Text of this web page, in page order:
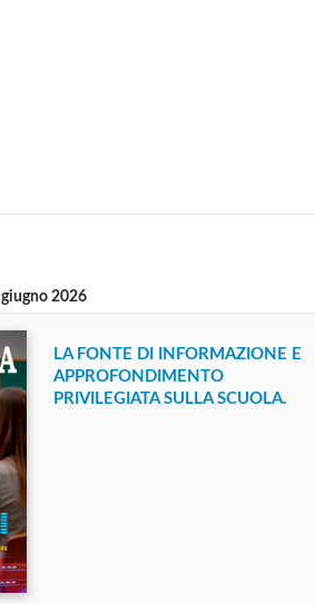
giugno 2026
LA FONTE DI INFORMAZIONE E
APPROFONDIMENTO
PRIVILEGIATA SULLA SCUOLA.